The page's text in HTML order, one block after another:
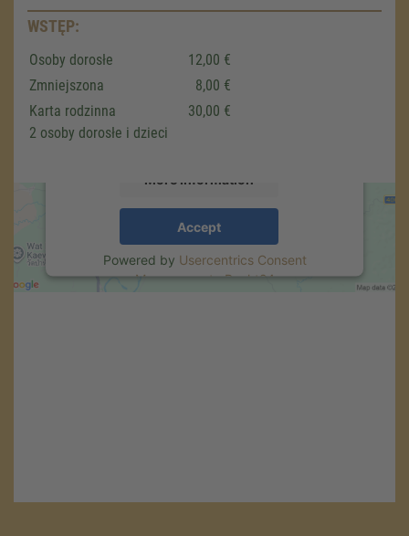
WSTĘP:
Osoby dorosłe
12,00 €
Zmniejszona
8,00 €
Karta rodzinna
2 osoby dorosłe i dzieci
30,00 €
We need your consent to load the
content that may collect data about your
activity. Please review the details and accept
the service to see this map.
More Information
Accept
Powered by Usercentrics Consent
Management.eRecht24